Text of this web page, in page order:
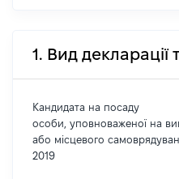
1. Вид декларації
Кандидата на посаду
особи, уповноваженої на
або місцевого
2019